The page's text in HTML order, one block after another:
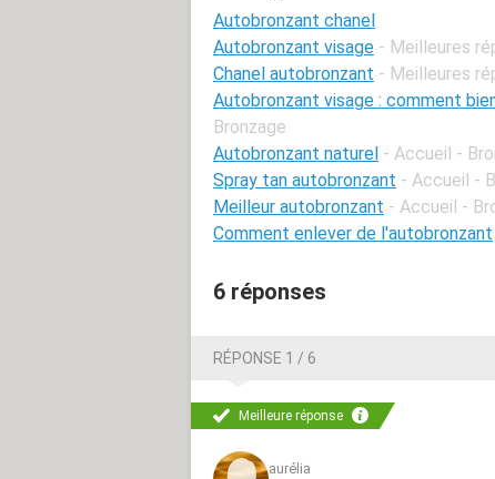
Autobronzant chanel
Autobronzant visage - Meilleures
Chanel autobronzant - Meilleures
Autobronzant visage : comment
Bronzage
Autobronzant naturel - Accueil -
Spray tan autobronzant - Accueil -
Meilleur autobronzant - Accueil -
Comment enlever de l'autobronzant
6 réponses
RÉPONSE 1 / 6
Meilleure réponse
aurélia